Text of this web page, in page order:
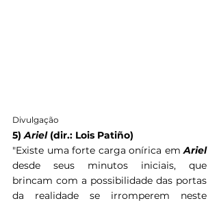
Divulgação
5) Ariel (dir.: Lois Patiño)
"Existe uma forte carga onírica em
Ariel
desde seus minutos iniciais, que
brincam com a possibilidade das portas
da realidade se irromperem neste